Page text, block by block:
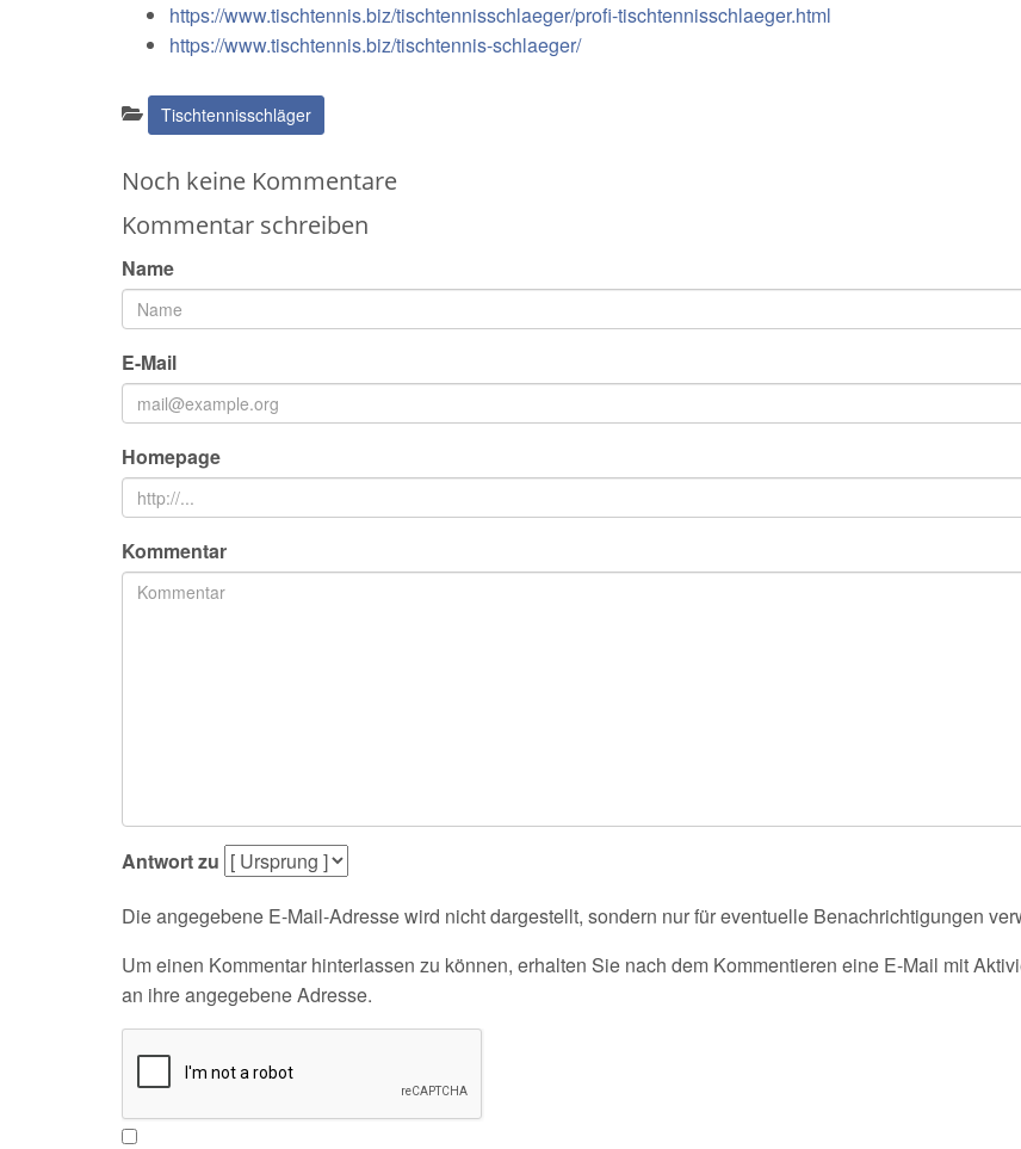
https://www.tischtennis.biz/tischtennisschlaeger/profi-tischtennisschlaeger.html
https://www.tischtennis.biz/tischtennis-schlaeger/
Kategorien:
Tischtennisschläger
Noch keine Kommentare
Kommentar schreiben
Name
E-Mail
Homepage
Kommentar
Antwort zu
Die angegebene E-Mail-Adresse wird nicht dargestellt, sondern nur für eventuelle Benachrichtigungen
Um einen Kommentar hinterlassen zu können, erhalten Sie nach dem Kommentieren eine E-Mail mit
an ihre angegebene Adresse.